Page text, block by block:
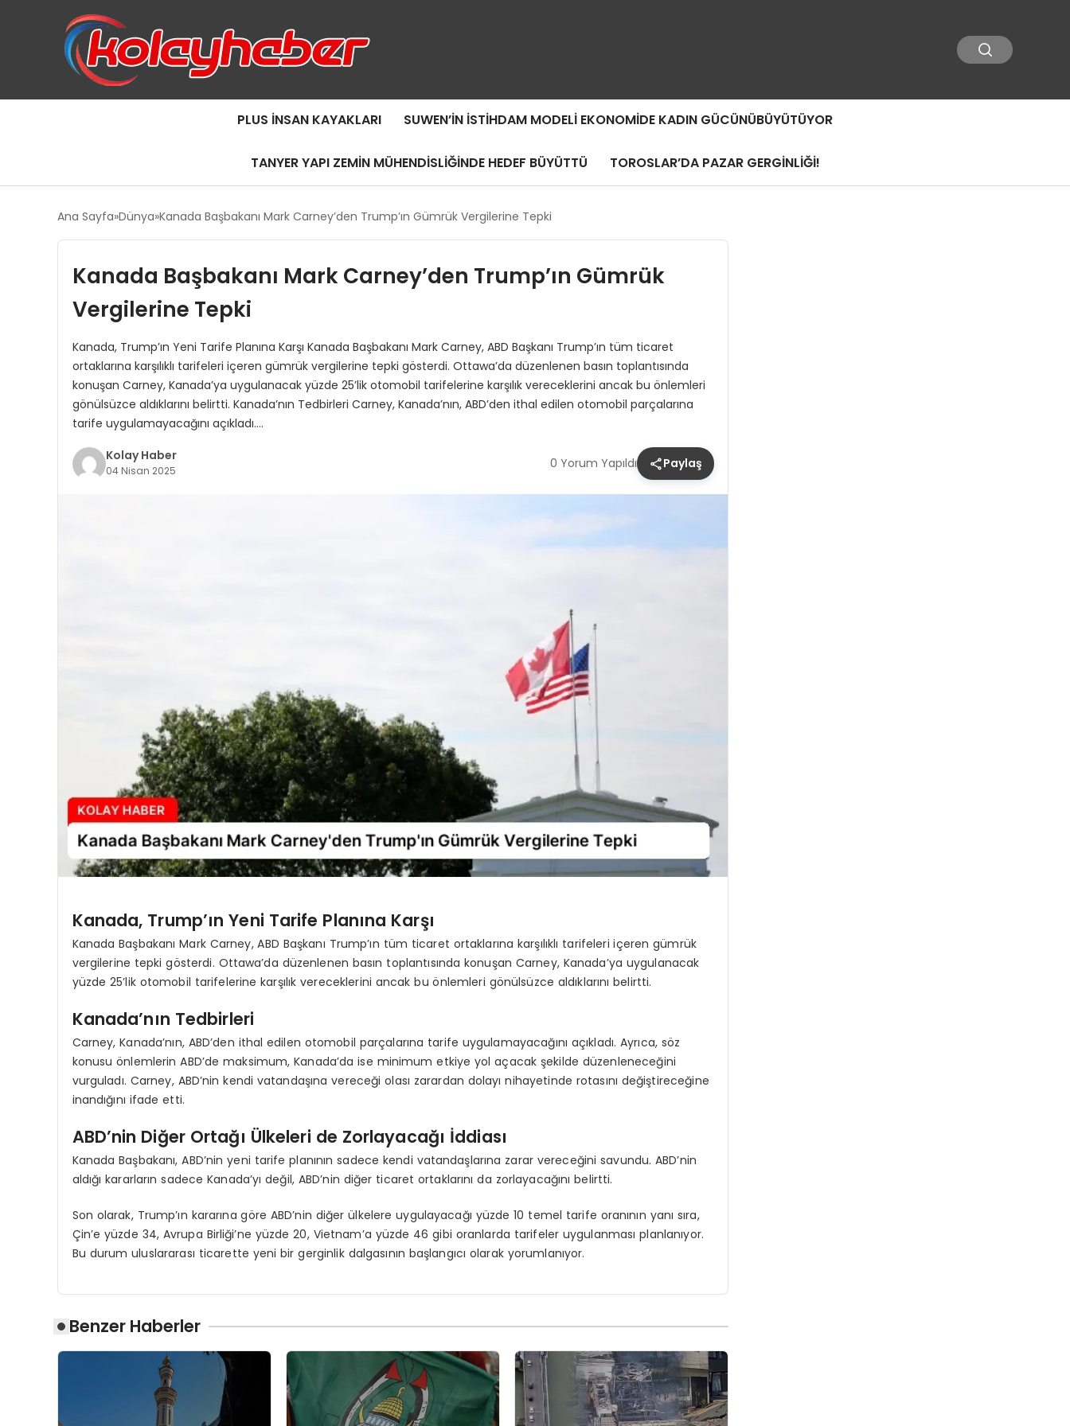
PLUS İNSAN KAYAKLARI SUWEN’IN İSTIHDAM MODELI EKONOMIDE KADIN GÜCÜNÜBÜYÜTÜYOR
TANYER YAPI ZEMIN MÜHENDISLIĞINDE HEDEF BÜYÜTTÜ TOROSLAR’DA PAZAR GERGİNLİĞİ!
Ana Sayfa Dünya Kanada Başbakanı Mark Carney’den Trump’ın Gümrük Vergilerine Tepki
Kanada Başbakanı Mark Carney’den Trump’ın Gümrük
Vergilerine Tepki
Kanada, Trump’ın Yeni Tarife Planına Karşı Kanada Başbakanı Mark Carney, ABD Başkanı Trump’ın tüm ticaret
ortaklarına karşılıklı tarifeleri içeren gümrük vergilerine tepki gösterdi. Ottawa’da düzenlenen basın toplantısında
konuşan Carney, Kanada’ya uygulanacak yüzde 25’lik otomobil tarifelerine karşılık vereceklerini ancak bu önlemleri
gönülsüzce aldıklarını belirtti. Kanada’nın Tedbirleri Carney, Kanada’nın, ABD’den ithal edilen otomobil parçalarına
tarife uygulamayacağını açıkladı….
Kolay Haber
04 Nisan 2025 0 Yorum Yapıldı Paylaş
Kanada, Trump’ın Yeni Tarife Planına Karşı
Kanada Başbakanı Mark Carney, ABD Başkanı Trump’ın tüm ticaret ortaklarına karşılıklı tarifeleri içeren gümrük
vergilerine tepki gösterdi. Ottawa’da düzenlenen basın toplantısında konuşan Carney, Kanada’ya uygulanacak
yüzde 25’lik otomobil tarifelerine karşılık vereceklerini ancak bu önlemleri gönülsüzce aldıklarını belirtti.
Kanada’nın Tedbirleri
Carney, Kanada’nın, ABD’den ithal edilen otomobil parçalarına tarife uygulamayacağını açıkladı. Ayrıca, söz
konusu önlemlerin ABD’de maksimum, Kanada’da ise minimum etkiye yol açacak şekilde düzenleneceğini
vurguladı. Carney, ABD’nin kendi vatandaşına vereceği olası zarardan dolayı nihayetinde rotasını değiştireceğine
inandığını ifade etti.
ABD’nin Diğer Ortağı Ülkeleri de Zorlayacağı İddiası
Kanada Başbakanı, ABD’nin yeni tarife planının sadece kendi vatandaşlarına zarar vereceğini savundu. ABD’nin
aldığı kararların sadece Kanada’yı değil, ABD’nin diğer ticaret ortaklarını da zorlayacağını belirtti.
Son olarak, Trump’ın kararına göre ABD’nin diğer ülkelere uygulayacağı yüzde 10 temel tarife oranının yanı sıra,
Çin’e yüzde 34, Avrupa Birliği’ne yüzde 20, Vietnam’a yüzde 46 gibi oranlarda tarifeler uygulanması planlanıyor.
Bu durum uluslararası ticarette yeni bir gerginlik dalgasının başlangıcı olarak yorumlanıyor.
Benzer Haberler